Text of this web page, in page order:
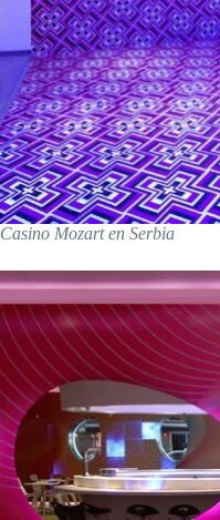
Casino Mozart en Serbia